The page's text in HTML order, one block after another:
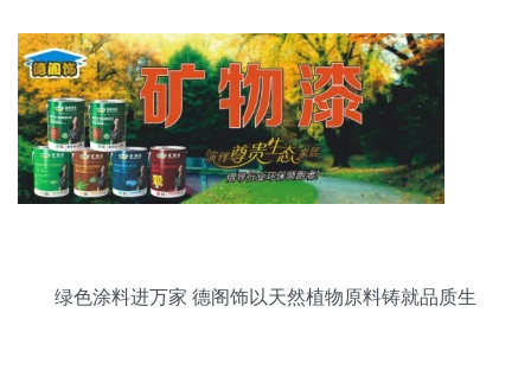
绿色涂料进万家 德阁饰以天然植物原料铸就品质生